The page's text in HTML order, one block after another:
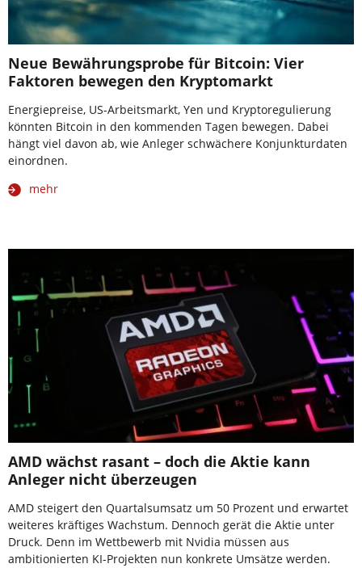
Neue Bewährungsprobe für Bitcoin: Vier
Faktoren bewegen den Kryptomarkt
Energiepreise, US-Arbeitsmarkt, Yen und Kryptoregulierung
könnten Bitcoin in den kommenden Tagen bewegen. Dabei
hängt viel davon ab, wie Anleger schwächere Konjunkturdaten
einordnen.
mehr
AMD wächst rasant – doch die Aktie kann
Anleger nicht überzeugen
AMD steigert den Quartalsumsatz um 50 Prozent und erwartet
weiteres kräftiges Wachstum. Dennoch gerät die Aktie unter
Druck. Denn im Wettbewerb mit Nvidia müssen aus
ambitionierten KI-Projekten nun konkrete Umsätze werden.